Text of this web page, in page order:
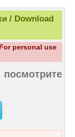
/ Download
personal use